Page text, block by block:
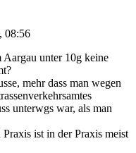
08:56
unter 10g keine
mehr dass man wegen
unterwgs war, als man
ist in der Praxis meist